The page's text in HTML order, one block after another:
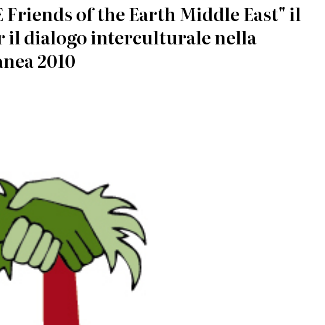
Friends of the Earth Middle East" il
il dialogo interculturale nella
2010